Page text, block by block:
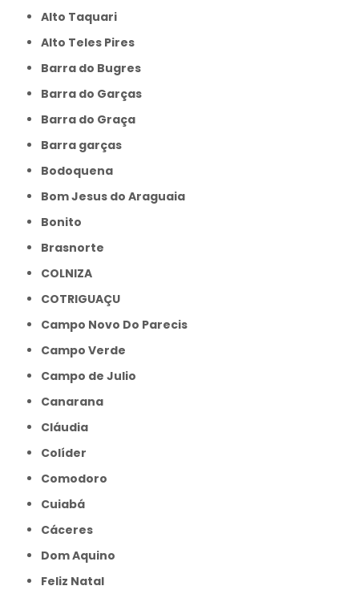
Alto Taquari
Alto Teles Pires
Barra do Bugres
Barra do Garças
Barra do Graça
Barra garças
Bodoquena
Bom Jesus do Araguaia
Bonito
Brasnorte
COLNIZA
COTRIGUAÇU
Campo Novo Do Parecis
Campo Verde
Campo de Julio
Canarana
Cláudia
Colíder
Comodoro
Cuiabá
Cáceres
Dom Aquino
Feliz Natal